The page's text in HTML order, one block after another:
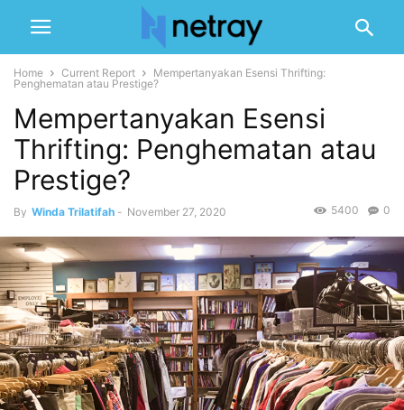
Home Current Report
Mempertanyakan Esensi Thrifting:
Penghematan atau Prestige?
Mempertanyakan Esensi
Thrifting: Penghematan atau
Prestige?
By Winda Trilatifah - November 27, 2020 0
5400